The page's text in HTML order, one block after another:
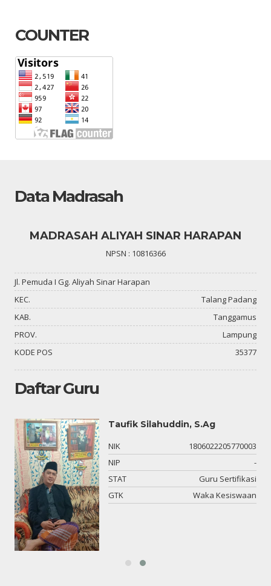
COUNTER
Data Madrasah
MADRASAH ALIYAH SINAR HARAPAN
NPSN : 10816366
Jl. Pemuda I Gg. Aliyah Sinar Harapan
KEC.
Talang Padang
KAB.
Tanggamus
PROV.
Lampung
KODE POS
35377
Daftar Guru
Taufik Silahuddin, S.Ag
NIK
1806022205770003
NIP
-
STAT
Guru Sertifikasi
GTK
Waka Kesiswaan